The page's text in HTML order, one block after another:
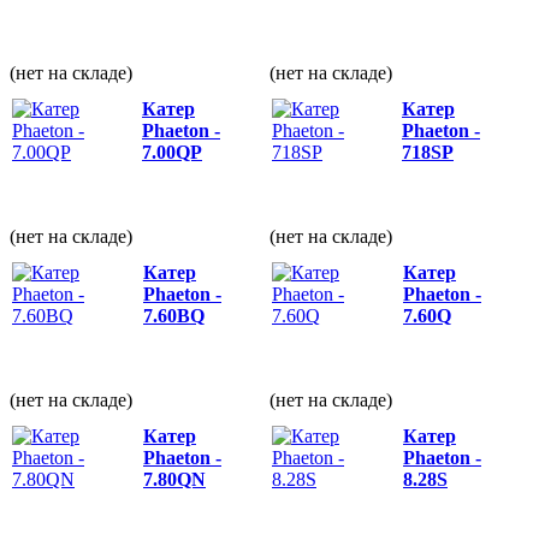
(нет на складе)
(нет на складе)
Катер
Phaeton -
7.00QP
(нет на складе)
Катер
Phaeton -
718SP
(нет на складе)
Катер
Phaeton -
7.60BQ
(нет на складе)
Катер
Phaeton -
7.60Q
(нет на складе)
Катер
Phaeton -
7.80QN
Катер
Phaeton -
8.28S